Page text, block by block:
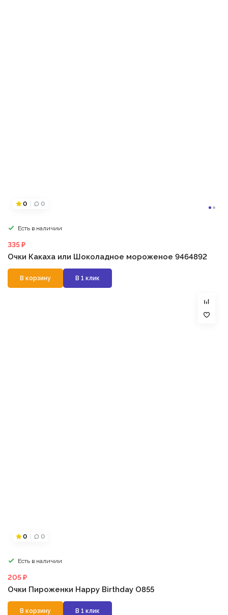
0 0
Есть в наличии
335 ₽
Очки Какаха или Шоколадное мороженое 9464892
В корзину В 1 клик
0 0
Есть в наличии
205 ₽
Очки Пироженки Happy Birthday О855
В корзину В 1 клик